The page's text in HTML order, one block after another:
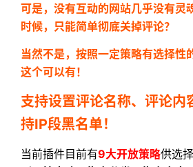
可是，没有互动的网站几乎没有灵
时候，只能简单彻底关掉评论？
当然不是，按照一定策略有选择性
这个可以有！
支持设置评论名称、评论内
持IP段黑名单！
当前插件目前有9大开放策略供选择